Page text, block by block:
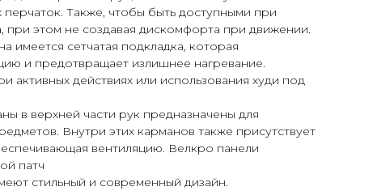
перчаток. Также, чтобы быть доступными при
этом не создавая дискомфорта при движении.
имеется сетчатая подкладка, которая
и предотвращает излишнее нагревание.
активных действиях или использования худи под
в верхней части рук предназначены для
Внутри этих карманов также присутствует
вентиляцию. Велкро панели
патч
стильный и современный дизайн.